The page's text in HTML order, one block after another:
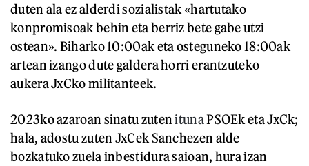
duten ala ez alderdi sozialistak «hartutako
konpromisoak behin eta berriz bete gabe utzi
ostean». Biharko 10:00ak eta osteguneko 18:00ak
artean izango dute galdera horri erantzuteko
aukera JxCko militanteek.
2023ko azaroan sinatu zutenitunaPSOEk eta JxCk;
hala, adostu zuten JxCek Sanchezen alde
bozkatuko zuela inbestidura saioan, hura izan